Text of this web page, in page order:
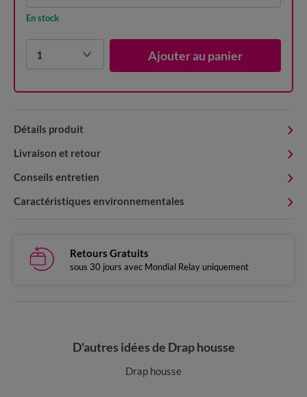
En stock
1 Ajouter au panier
Détails produit
Livraison et retour
Conseils entretien
Caractéristiques environnementales
Retours Gratuits
sous 30 jours avec Mondial Relay uniquement
D'autres idées de Drap housse
Drap housse